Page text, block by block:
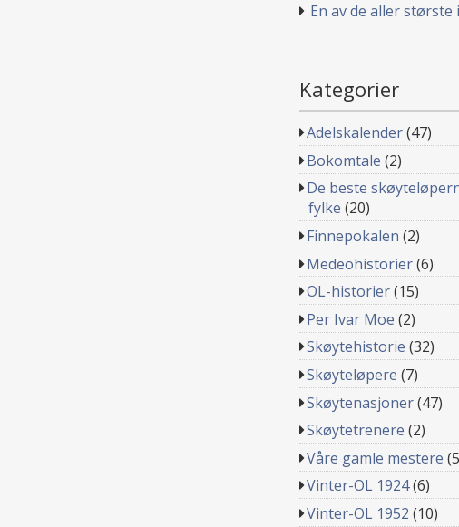
En av de aller
Kategorier
Adelskalender(47)
Bokomtale (2)
De beste
fylke (20)
Finnepokalen (2)
Medeohistorier(6)
OL-historier(15)
Per Ivar Moe (2)
Skøytehistorie (32)
Skøyteløpere (7)
Skøytenasjoner(47)
Skøytetrenere (2)
Våre gamle mestere
Vinter-OL 1924(6)
Vinter-OL 1952 (10)